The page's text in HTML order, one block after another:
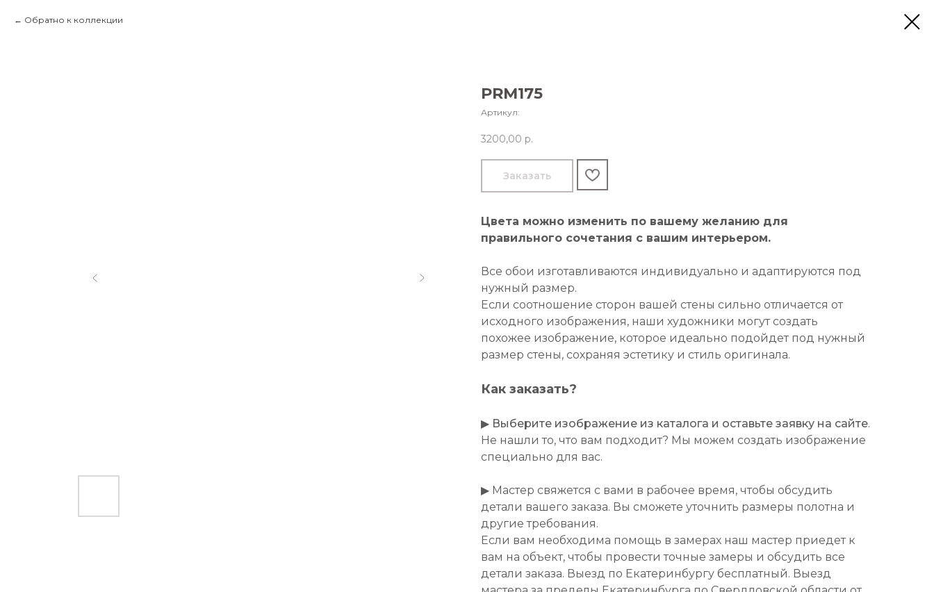
Обратно к коллекции
PRM175
Артикул:
3200,00 р.
Заказать
Цвета можно изменить по вашему желанию для
правильного сочетания с вашим интерьером.
Все обои изготавливаются индивидуально и адаптируются под
нужный размер.
Если соотношение сторон вашей стены сильно отличается от
исходного изображения, наши художники могут создать
похожее изображение, которое идеально подойдет под нужный
размер стены, сохраняя эстетику и стиль оригинала.
Как заказать?
▶ Выберите изображение из каталога и оставьте заявку на сайте.
Не нашли то, что вам подходит? Мы можем создать изображение
специально для вас.
▶ Мастер свяжется с вами в рабочее время, чтобы обсудить
детали вашего заказа. Вы сможете уточнить размеры полотна и
другие требования.
Если вам необходима помощь в замерах наш мастер приедет к
вам на объект, чтобы провести точные замеры и обсудить все
детали заказа. Выезд по Екатеринбургу бесплатный. Выезд